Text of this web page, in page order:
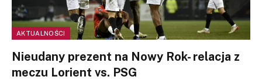
AKTUALNOŚCI
Nieudany prezent na Nowy Rok- relacja z
meczu Lorient vs. PSG